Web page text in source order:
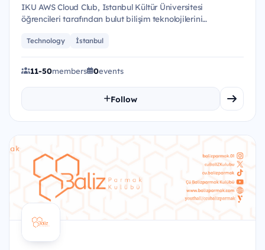
IKU AWS Cloud Club, Istanbul Kültür Üniversitesi
öğrencileri tarafından bulut bilişim teknolojilerini
Technology İstanbul
11-50members 0events
Follow